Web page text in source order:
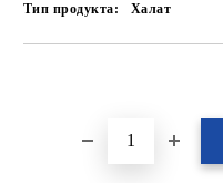
Тип продукта:
Халат